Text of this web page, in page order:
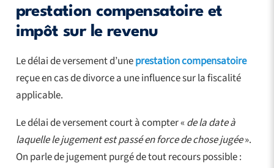
prestation compensatoire et
impôt sur le revenu
Le délai de versement d’uneprestation compensatoire
reçue en cas de divorce a une influence sur la fiscalité
applicable.
Le délai de versement court à compter «de la date à
laquelle le jugement est passé en force de chose jugée».
On parle de jugement purgé de tout recours possible :